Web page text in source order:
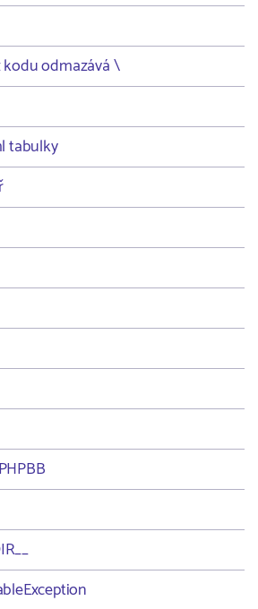
odmazává \
tabulky